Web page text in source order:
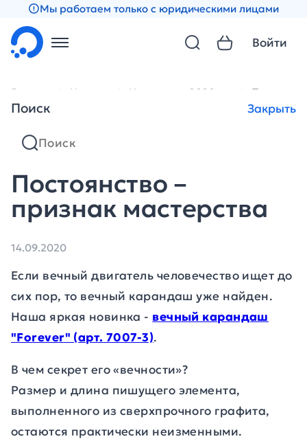
Мы работаем только с юридическими лицами
Поиск Закрыть
Войти
Главная Новости Новости за 2020 год
Постоянство –
признак мастерства
14.09.2020
Если вечный двигатель человечество ищет до
сих пор, то вечный карандаш уже найден.
Наша яркая новинка - вечный карандаш
"Forever" (арт. 7007-3).
В чем секрет его «вечности»?
Размер и длина пишущего элемента,
выполненного из сверхпрочного графита,
остаются практически неизменными.